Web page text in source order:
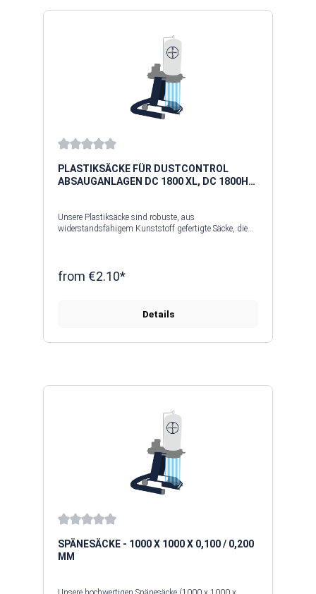
PLASTIKSÄCKE FÜR DUSTCONTROL
ABSAUGANLAGEN DC 1800 XL, DC 1800H
Unsere Plastiksäcke sind robuste, aus
widerstandsfähigem Kunststoff gefertigte Säcke, die
Plastiksäcke sind mit einer Bodennaht versehen,
Einsatzbereich gibt es Plastiksäcke in verschiedenen
Holzspäne als auch feinste Staubpartikel sicher zu
alle Längen und Breiten zu produzieren. Auf Wunsch
nennen uns einfach Ihre Absauganlage.
from €2.10*
Details
SPÄNESÄCKE - 1000 X 1000 X 0,100 / 0,200
MM